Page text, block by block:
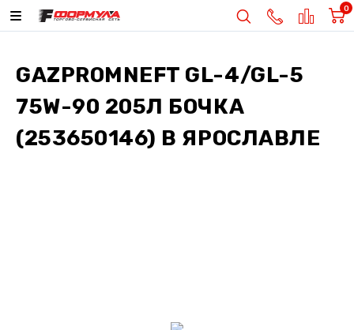
0
GAZPROMNEFT GL-4/GL-5
75W-90 205Л БОЧКА
(253650146) В ЯРОСЛАВЛЕ